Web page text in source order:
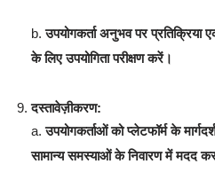
b.उपयोगकर्ता अनुभव पर
के लिए उपयोगिता परीक्षण करें।
दस्तावेज़ीकरण:
a.उपयोगकर्ताओं को प्लेटफॉर्म के
सामान्य समस्याओं के निवारण में मदद